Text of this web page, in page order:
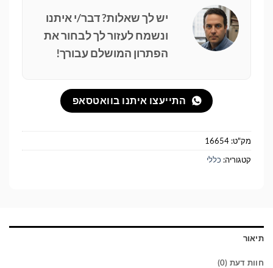
יש לך שאלות? דבר/י איתנו
ונשמח לעזור לך לבחור את
הפתרון המושלם עבורך!
התייעצו איתנו בוואטסאפ
מק"ט: 16654
קטגוריה: כללי
תיאור
חוות דעת (0)